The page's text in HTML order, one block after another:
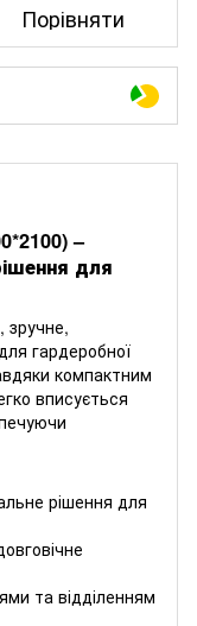
Порівняти
–
для
зручне,
гардеробної
компактним
вписується
рішення для
та відділенням